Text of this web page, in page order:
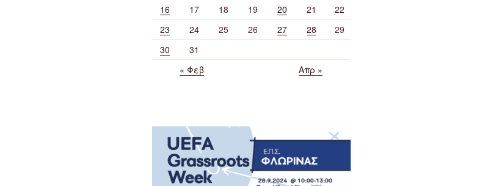
16
17 18 19 20 21
22
23
24 25 26 27 28
29
30
31
« Φεβ
Απρ »